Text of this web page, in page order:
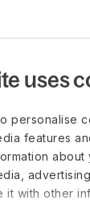
uses
personalise
features
it with other
lättföljda
företag i